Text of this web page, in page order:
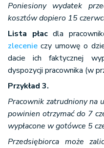
Poniesiony wydatek
kosztów dopiero 15
Lista płacdla
zlecenie czy umowę o
dacie ich faktycznej
dyspozycji pracownika (w
Przykład 3.
Pracownik zatrudniony na
powinien otrzymać do 7
wypłacone w gotówce 5
Przedsiębiorca może